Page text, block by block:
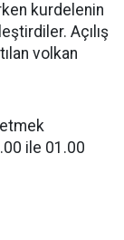
kurdelenin
Açılış
volkan
etmek
ile 01.00